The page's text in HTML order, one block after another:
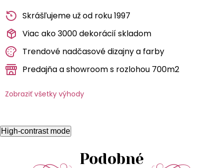
Skrášľujeme už od roku 1997
Viac ako 3000 dekorácií skladom
Trendové nadčasové dizajny a farby
Predajňa a showroom s rozlohou 700m2
Zobraziť všetky výhody
High-contrast mode
Podobné